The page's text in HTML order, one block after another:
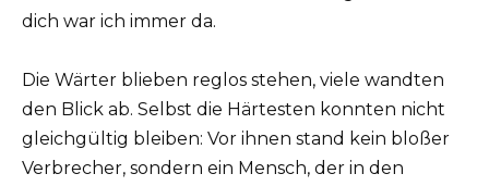
dich war ich immer da.
Die Wärter blieben reglos stehen, viele wandten
den Blick ab. Selbst die Härtesten konnten nicht
gleichgültig bleiben: Vor ihnen stand kein bloßer
Verbrecher, sondern ein Mensch, der in den